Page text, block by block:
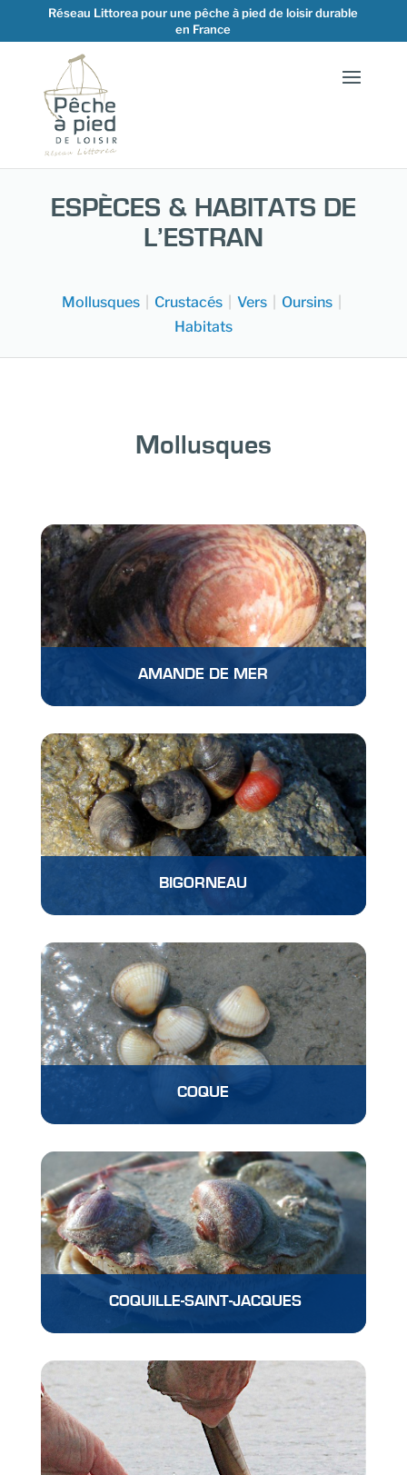
Réseau Littorea pour une pêche à pied de loisir durable
en France
ESPÈCES & HABITATS DE
L’ESTRAN
Mollusques Crustacés |Vers Oursins
Habitats
Mollusques
AMANDE DE MER
BIGORNEAU
COQUE
COQUILLE-SAINT-JACQUES